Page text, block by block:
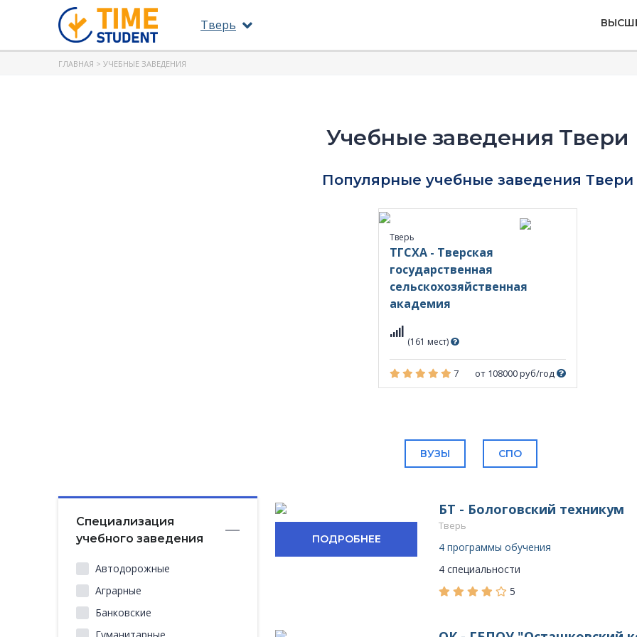
Тверь
ГЛАВНАЯ > УЧЕБНЫЕ ЗАВЕДЕНИЯ
Учебные заведения Твери
Популярные учебные заведения Твери
Тверь
ТГСХА - Тверская
государственная
сельскохозяйственная
академия
(161 мест)
7 от 108000 руб/год
ВУЗЫ СПО
Специализация
учебного заведения
Автодорожные
Аграрные
Банковские
ПОДРОБНЕЕ
БТ - Бологовский техникум
Тверь
4 программы обучения
4 специальности
5